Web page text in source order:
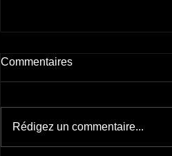
Nouveaux carnets d'ETSO
Bonjour, j'ai le plaisir de vous
s'agit de deux nouvelles éditions
revues et...
Commentaires
Rédigez un commentaire...